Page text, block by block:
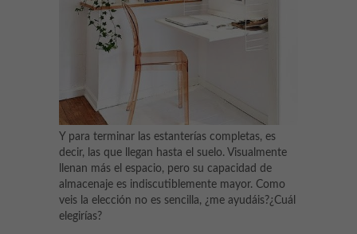
Y para terminar las estanterías completas, es
decir, las que llegan hasta el suelo. Visualmente
llenan más el espacio, pero su capacidad de
almacenaje es indiscutiblemente mayor. Como
veis la elección no es sencilla, ¿me ayudáis?¿Cuál
elegirías?